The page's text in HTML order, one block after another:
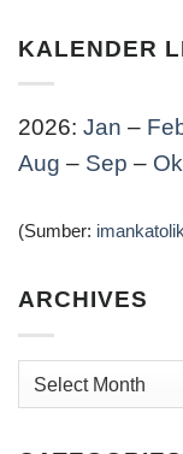
KALENDER
2026: Jan –
Aug – Sep –
(Sumber:
ARCHIVES
Archives